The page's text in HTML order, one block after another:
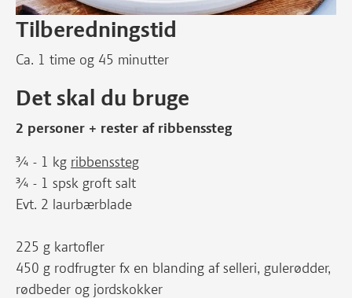
Tilberedningstid
Ca. 1 time og 45 minutter
Det skal du bruge
2 personer + rester af ribbenssteg
¾ - 1 kg ribbenssteg
¾ - 1 spsk groft salt
Evt. 2 laurbærblade
225 g kartofler
450 g rodfrugter fx en blanding af selleri, gulerødder,
rødbeder og jordskokker